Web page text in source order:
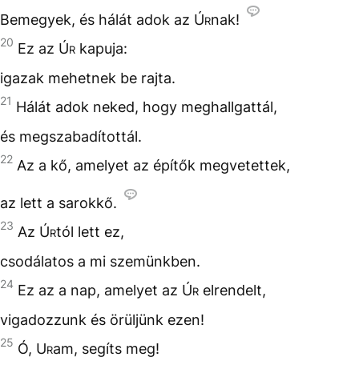
Bemegyek, és hálát adok az Úrnak!
20 Ez az Úr kapuja:
igazak mehetnek be rajta.
21 Hálát adok neked, hogy meghallgattál,
és megszabadítottál.
22 Az a kő, amelyet az építők megvetettek,
az lett a sarokkő.
23 Az Úrtól lett ez,
csodálatos a mi szemünkben.
24 Ez az a nap, amelyet az Úr elrendelt,
vigadozzunk és örüljünk ezen!
25 Ó, Uram, segíts meg!